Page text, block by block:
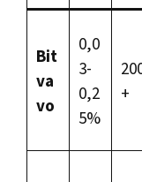
Bit
va
vo
0,0
3-
0,2
5%
+